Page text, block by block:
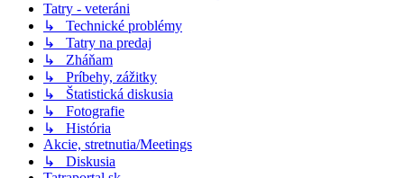
Tatry - veteráni
↳ Technické problémy
↳ Tatry na predaj
↳ Zháňam
↳ Príbehy, zážitky
↳ Štatistická diskusia
↳ Fotografie
↳ História
Akcie, stretnutia/Meetings
↳ Diskusia